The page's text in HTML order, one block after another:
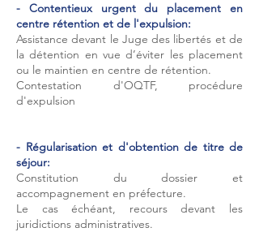
- Contentieux urgent du placement en
centre rétention et de l'expulsion:
Assistance devant le Juge des libertés et de
la détention en vue d’éviter les placement
ou le maintien en centre de rétention.
Contestation d'OQTF, procédure
d'expulsion
- Régularisation et d'obtention de titre de
séjour:
Constitution du dossier et
accompagnement en préfecture.
Le cas échéant, recours devant les
juridictions administratives.